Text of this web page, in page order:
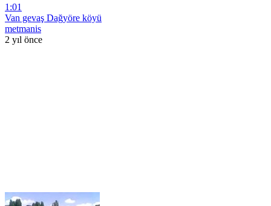
1:01
Van gevaş Dağyöre köyü
metmanis
2 yıl önce